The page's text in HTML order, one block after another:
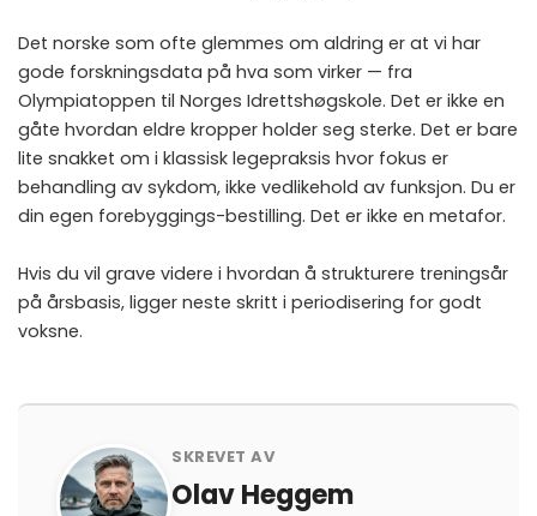
Det norske som ofte glemmes om aldring er at vi har
gode forskningsdata på hva som virker — fra
Olympiatoppen til Norges Idrettshøgskole. Det er ikke en
gåte hvordan eldre kropper holder seg sterke. Det er bare
lite snakket om i klassisk legepraksis hvor fokus er
behandling av sykdom, ikke vedlikehold av funksjon. Du er
din egen forebyggings-bestilling. Det er ikke en metafor.
Hvis du vil grave videre i hvordan å strukturere treningsår
på årsbasis, ligger neste skritt i periodisering for godt
voksne.
SKREVET AV
Olav Heggem